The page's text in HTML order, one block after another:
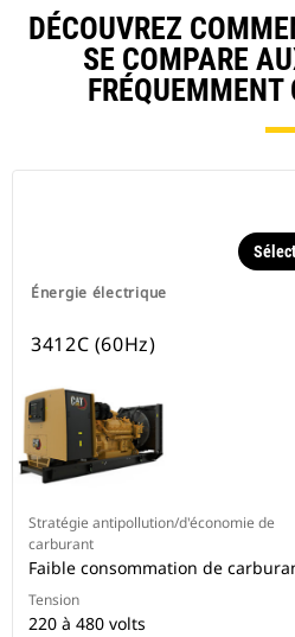
DÉCOUVREZ
SE COMPARE
FRÉQUEMMENT
Énergie électrique
3412C (60Hz)
Stratégie antipollution/d'économie de
carburant
Faible consommation de
Tension
220 à 480 volts